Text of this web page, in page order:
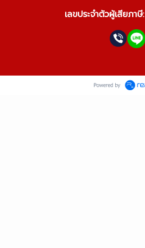
เลขประจำตัวผู้เสียภาษี: